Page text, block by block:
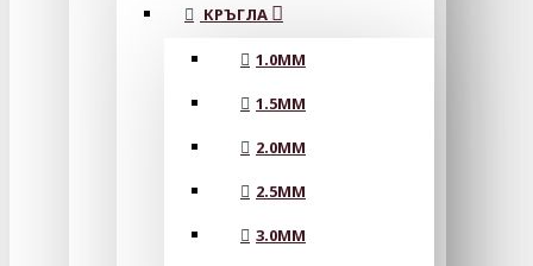
КРЪГЛА
1.0MM
1.5MM
2.0MM
2.5MM
3.0MM